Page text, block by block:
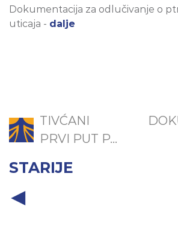
Dokumentacija za odlučivanje o
uticaja - dalje
TIVĆANI
PRVI PUT P...
STARIJE